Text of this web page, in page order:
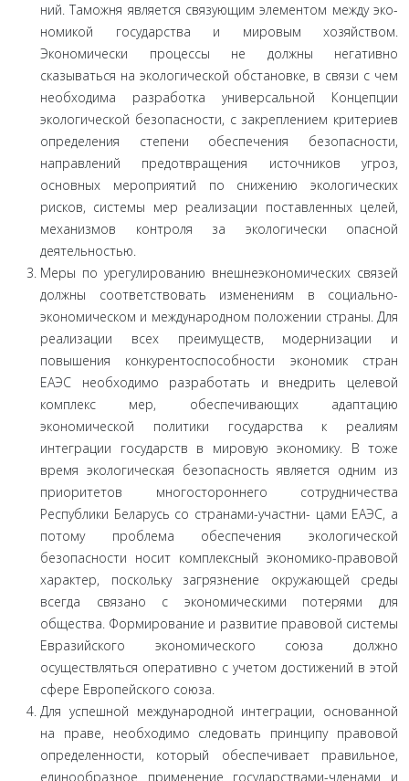
ний. Таможня является связующим элементом между эко­
номикой государства и мировым хозяйством.
Экономически процессы не должны негативно
сказываться на экологической обстановке, в связи с чем
необходима разработка универсаль­ной Концепции
экологической безопасности, с закреплением критериев
определения степени обеспечения безопасности,
направлений предотвращения источников угроз,
основных мероприятий по снижению экологических
рисков, системы мер реализации поставленных целей,
механизмов контроля за экологически опасной
деятельностью.
Меры по урегулированию внешнеэкономических связей
должны соответствовать изменениям в социально-
экономиче­ском и международном положении страны. Для
реализации всех преимуществ, модернизации и
повышения конкуренто­способности экономик стран
ЕАЭС необходимо разработать и внедрить целевой
комплекс мер, обеспечивающих адаптацию
экономической политики государства к реалиям
интеграции государств в мировую экономику. В тоже
время экологическая безопасность является одним из
приоритетов многосторонне­го сотрудничества
Республики Беларусь со странами-участни- цами ЕАЭС, а
потому проблема обеспечения экологической
безопасности носит комплексный экономико-правовой
харак­тер, поскольку загрязнение окружающей среды
всегда связано с экономическими потерями для
общества. Формирование и развитие правовой системы
Евразийского экономического со­юза должно
осуществляться оперативно с учетом достижений в этой
сфере Европейского союза.
Для успешной международной интеграции, осно­ванной
на праве, необходимо следовать принципу правовой
определенности, который обеспечивает правильное,
едино­образное применение государствами-членами и